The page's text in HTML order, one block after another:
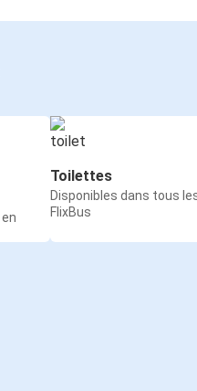
Toilettes
Disponibles dans tous
FlixBus